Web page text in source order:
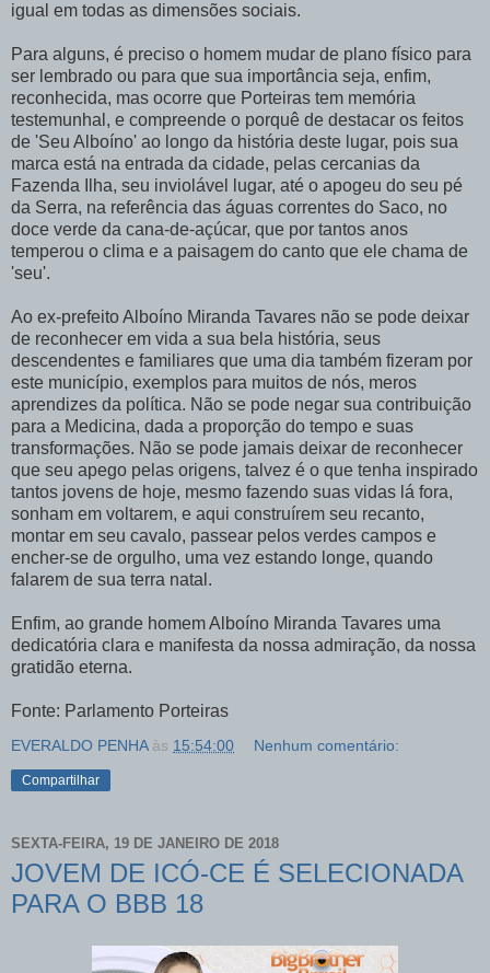
igual em todas as dimensões sociais.
Para alguns, é preciso o homem mudar de plano físico para
ser lembrado ou para que sua importância seja, enfim,
reconhecida, mas ocorre que Porteiras tem memória
testemunhal, e compreende o porquê de destacar os feitos
de 'Seu Alboíno' ao longo da história deste lugar, pois sua
marca está na entrada da cidade, pelas cercanias da
Fazenda Ilha, seu inviolável lugar, até o apogeu do seu pé
da Serra, na referência das águas correntes do Saco, no
doce verde da cana-de-açúcar, que por tantos anos
temperou o clima e a paisagem do canto que ele chama de
'seu'.
Ao ex-prefeito Alboíno Miranda Tavares não se pode deixar
de reconhecer em vida a sua bela história, seus
descendentes e familiares que uma dia também fizeram por
este município, exemplos para muitos de nós, meros
aprendizes da política. Não se pode negar sua contribuição
para a Medicina, dada a proporção do tempo e suas
transformações. Não se pode jamais deixar de reconhecer
que seu apego pelas origens, talvez é o que tenha inspirado
tantos jovens de hoje, mesmo fazendo suas vidas lá fora,
sonham em voltarem, e aqui construírem seu recanto,
montar em seu cavalo, passear pelos verdes campos e
encher-se de orgulho, uma vez estando longe, quando
falarem de sua terra natal.
Enfim, ao grande homem Alboíno Miranda Tavares uma
dedicatória clara e manifesta da nossa admiração, da nossa
gratidão eterna.
Fonte: Parlamento Porteiras
EVERALDO PENHA às 15:54:00 Nenhum comentário:
Compartilhar
SEXTA-FEIRA, 19 DE JANEIRO DE 2018
JOVEM DE ICÓ-CE É SELECIONADA
PARA O BBB 18